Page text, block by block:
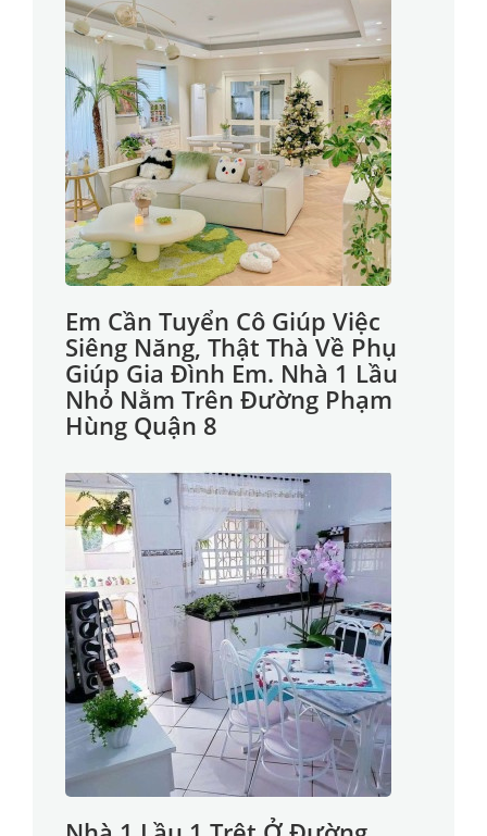
Em Cần Tuyển Cô Giúp Việc
Siêng Năng, Thật Thà Về Phụ
Giúp Gia Đình Em. Nhà 1 Lầu
Nhỏ Nằm Trên Đường Phạm
Hùng Quận 8